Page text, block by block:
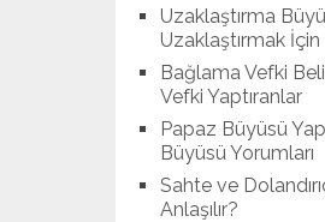
Uzaklaştırma
Uzaklaştırmak
Bağlama Vefki
Vefki Yaptıranlar
Papaz Büyüsü
Büyüsü Yorumları
Sahte ve
Anlaşılır?